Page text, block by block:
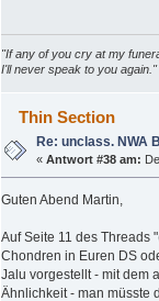
"If any of you cry at my
I'll never speak to you again."
Thin Section
Re: unclass. NWA
«Antwort #38 am:
Guten Abend Martin,
Auf Seite 11 des Threads
Chondren in Euren DS
Jalu vorgestellt - mit dem
Ähnlichkeit - man müsste